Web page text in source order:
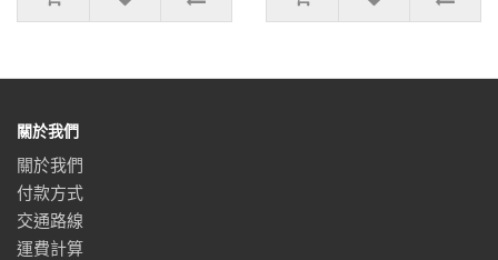
關於我們
關於我們
付款方式
交通路線
運費計算